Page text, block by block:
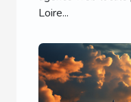
Loire...